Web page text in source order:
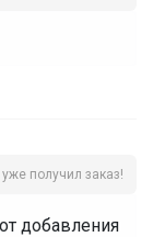
уже получил заказ!
добавления